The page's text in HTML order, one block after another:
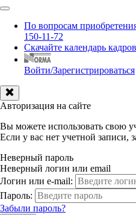
По вопросам
150-11-72
Скачайте календарь
Войти/Зарегистрироваться
Авторизация на сайте
Вы можете использовать свою
Если у вас нет учетной записи,
Неверный пароль
Неверный логин или email
Логин или e-mail:
Пароль:
Забыли пароль?